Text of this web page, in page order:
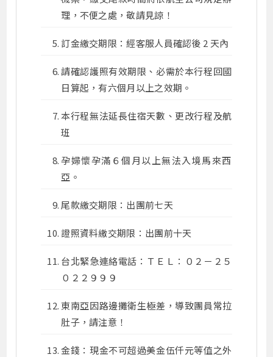
理，不便之處，敬請見諒！
訂金繳交期限：經客服人員確認後 2 天內
請確認護照有效期限、必需於本行程回國
日算起，有六個月以上之效期。
本行程無法延長住宿天數、更改行程及航
班
孕婦懷孕滿６個月以上無法入境馬來西
亞。
尾款繳交期限：出團前七天
證照資料繳交期限：出團前十天
台北緊急連絡電話：ＴＥＬ：０２－２５
０２２９９９
東南亞因路邊攤衛生極差，導致團員常拉
肚子，請注意！
金錢：現金不可超過美金伍仟元等值之外